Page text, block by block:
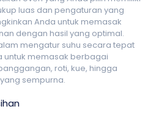
luas dan pengaturan yang
Anda untuk memasak
dengan hasil yang optimal.
mengatur suhu secara tepat
untuk memasak berbagai
roti, kue, hingga
sempurna.